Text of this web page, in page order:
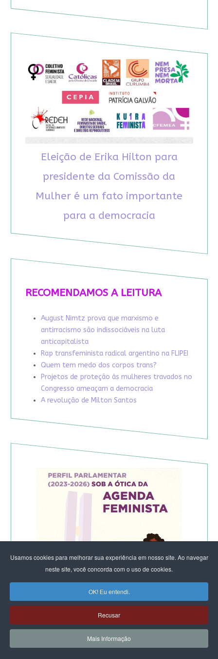
Usamos cookies para melhorar sua experiência em nosso site. Ao navegar
neste site, você concorda com o uso de cookies.
OK! Eu entendi.
Recusar
Mais Informação
Eleição de Erika Hilton para
presidente da Comissão da
Mulher é um fato importante
para a democracia
RECOMENDAMOS A LEITURA
August Nimtz prova que marxismo e
antirracismo são indissociáveis na luta
anticapitalista
Rap transfeminista radical argentino na FLIPEI
Quem tem medo dos corpos trans?
Projetos de proteção às mulheres travados no
Congresso ameaçam a democracia
A revolução de Milton Santos